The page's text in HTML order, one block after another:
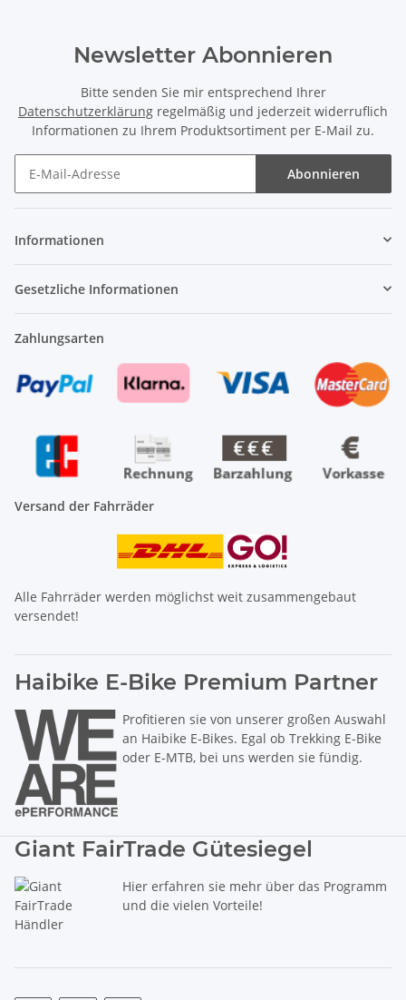
Newsletter Abonnieren
Bitte senden Sie mir entsprechend Ihrer
Datenschutzerklärung regelmäßig und jederzeit widerruflich
Informationen zu Ihrem Produktsortiment per E-Mail zu.
Abonnieren
Informationen
Gesetzliche Informationen
Zahlungsarten
Versand der Fahrräder
Alle Fahrräder werden möglichst weit zusammengebaut
versendet!
Haibike E-Bike Premium Partner
Profitieren sie von unserer großen Auswahl
an Haibike E-Bikes. Egal ob Trekking E-Bike
oder E-MTB, bei uns werden sie fündig.
Giant FairTrade Gütesiegel
Hier erfahren sie mehr über das Programm
und die vielen Vorteile!